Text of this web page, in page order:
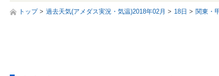
トップ 過去天気(アメダス実況・気温)2018年02月 18日 関東・